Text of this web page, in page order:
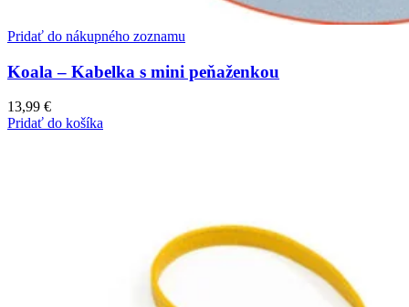
Pridať do nákupného zoznamu
Koala – Kabelka s mini peňaženkou
13,99 €
Pridať do košíka